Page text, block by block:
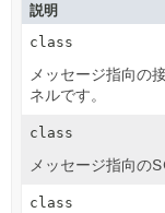
説明
class
メッセージ指向の
ネルです。
class
メッセージ指向の
class